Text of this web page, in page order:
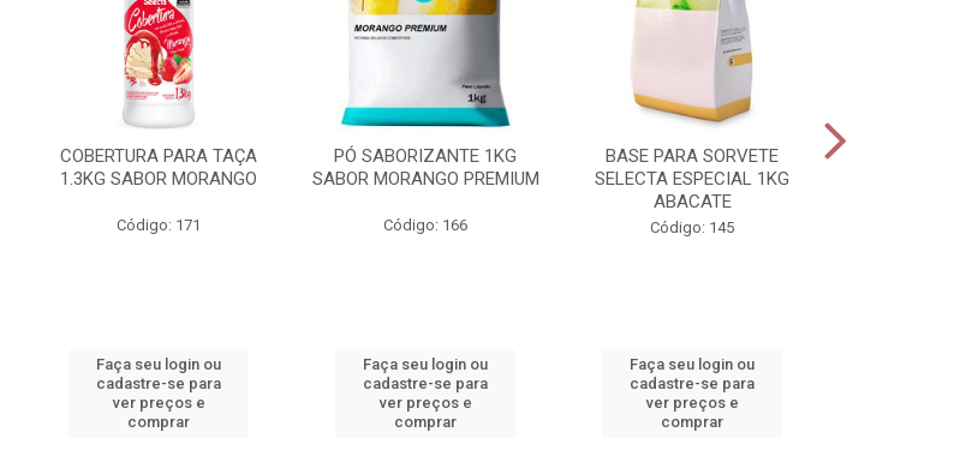
COBERTURA PARA TAÇA
1.3KG SABOR MORANGO
Código: 171
Faça seu login ou
cadastre-se para
ver preços e
comprar
PÓ SABORIZANTE 1KG
SABOR MORANGO PREMIUM
Código: 166
Faça seu login ou
cadastre-se para
ver preços e
comprar
BASE PARA SORVETE
SELECTA ESPECIAL 1KG
ABACATE
Código: 145
Faça seu login ou
cadastre-se para
ver preços e
comprar